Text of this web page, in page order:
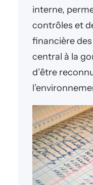
interne,
contrôles et
financière
central à la
d’être